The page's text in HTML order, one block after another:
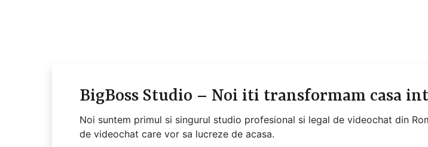
BigBoss Studio – Noi iti transformam casa
Noi suntem primul si singurul studio profesional si legal de videochat din
de videochat care vor sa lucreze de acasa.